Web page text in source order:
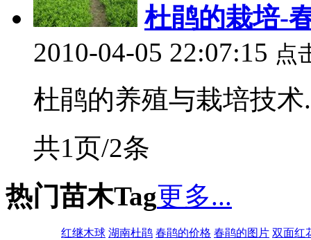
杜鹃的栽培-
2010-04-05 22:07:15 点
杜鹃的养殖与栽培技术
共1页/2条
热门苗木Tag更多...
红继木球 湖南杜鹃 春鹃的价格 春鹃的图片 双面红